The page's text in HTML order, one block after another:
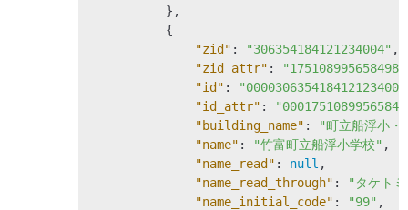
          },
          {
"zid" : "306354184121234004" ,
"zid_attr" :
"id" :
"id_attr" :
"building_name" :
"町立船浮小・
"name" : "竹富町立船浮小学校" ,
"name_read" : null ,
"name_read_through" :
"タケト
"name_initial_code" : "99" ,